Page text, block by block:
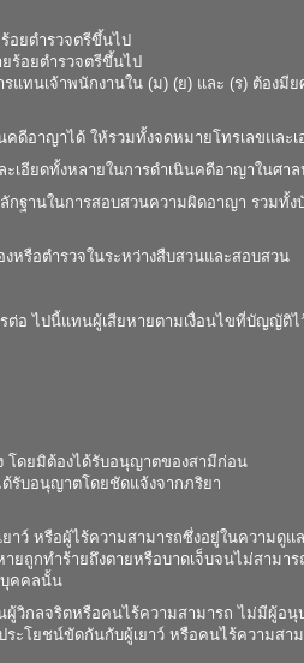
อยตำรวจตรีขึ้นไป
ร้อยตำรวจตรีขึ้นไป
ทนเจ้าพนักงานใน (ม) (ย) และ (ร) ต้องมี
ดีอาญาได้ ให้รวมทั้งจดหมายโทรเลขและเ
เอียดทั้งหลายในการดำเนินคดีอาญาในศา
ฐานในการสอบสวนความผิดอาญา รวมทั้
รือตำรวจในระหว่างสืบสวนและสอบสวน
ต่อ ไปนี้แทนผู้เสียหายตามเงื่อนไขที่บัญญัติ
โดยมิต้องได้รับอนุญาตของสามีก่อน
รับอนุญาตโดยชัดแจ้งจากภริยา
าว์ หรือผู้ไร้ความสามารถซึ่งอยู่ในความดูแล
ถูกทำร้ายถึงตายหรือบาดเจ็บจนไม่สามาร
บุคคลนั้น
วิกลจริตหรือคนไร้ความสามารถ ไม่มีผู้อ
ะโยชน์ขัดกันกับผู้เยาว์ หรือคนไร้ความส